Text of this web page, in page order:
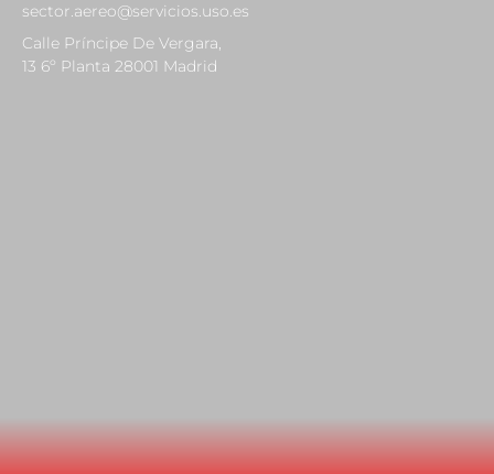
sector.aereo@servicios.uso.es
Calle Príncipe De Vergara,
13 6º Planta 28001 Madrid